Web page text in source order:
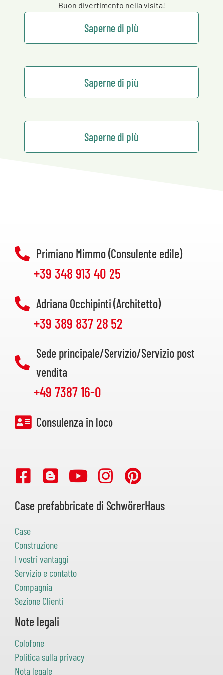
Buon divertimento nella visita!
Saperne di più
Saperne di più
Saperne di più
Primiano Mimmo (Consulente edile)
+39 348 913 40 25
Adriana Occhipinti (Architetto)
+39 389 837 28 52
Sede principale/Servizio/Servizio post
vendita
+49 7387 16-0
Consulenza in loco
Case prefabbricate di SchwörerHaus
Case
Construzione
I vostri vantaggi
Servizio e contatto
Compagnia
Sezione Clienti
Note legali
Colofone
Politica sulla privacy
Nota legale